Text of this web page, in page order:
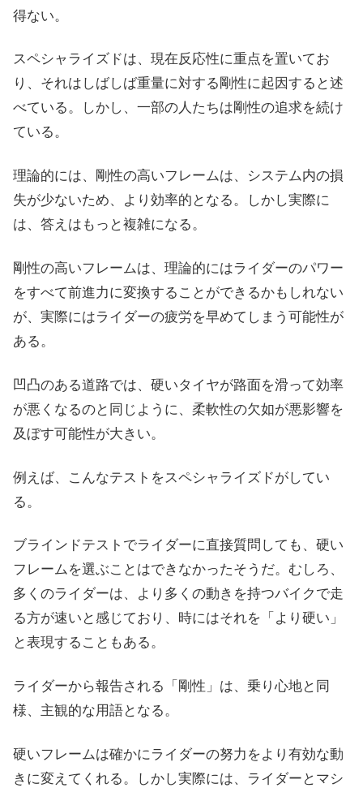
得ない。
スペシャライズドは、現在反応性に重点を置いてお
り、それはしばしば重量に対する剛性に起因すると述
べている。しかし、一部の人たちは剛性の追求を続け
ている。
理論的には、剛性の高いフレームは、システム内の損
失が少ないため、より効率的となる。しかし実際に
は、答えはもっと複雑になる。
剛性の高いフレームは、理論的にはライダーのパワー
をすべて前進力に変換することができるかもしれない
が、実際にはライダーの疲労を早めてしまう可能性が
ある。
凹凸のある道路では、硬いタイヤが路面を滑って効率
が悪くなるのと同じように、柔軟性の欠如が悪影響を
及ぼす可能性が大きい。
例えば、こんなテストをスペシャライズドがしてい
る。
ブラインドテストでライダーに直接質問しても、硬い
フレームを選ぶことはできなかったそうだ。むしろ、
多くのライダーは、より多くの動きを持つバイクで走
る方が速いと感じており、時にはそれを「より硬い」
と表現することもある。
ライダーから報告される「剛性」は、乗り心地と同
様、主観的な用語となる。
硬いフレームは確かにライダーの努力をより有効な動
きに変えてくれる。しかし実際には、ライダーとマシ